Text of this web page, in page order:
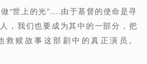
“世上的光”….由于基督的使命是寻
，我们也要成为其中的一部分，把
救赎故事这部剧中的真正演员。